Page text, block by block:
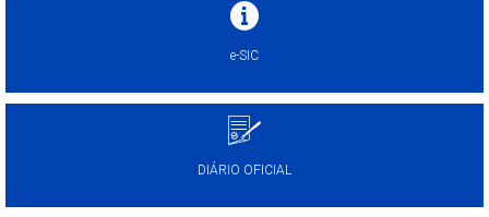
e-SIC
DIÁRIO OFICIAL